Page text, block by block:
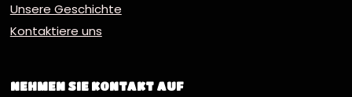
Unsere Geschichte
Kontaktiere uns
NEHMEN SIE KONTAKT AUF